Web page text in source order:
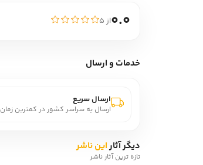
0.0از ۵
خدمات و ارسال
ارسال سریع
ارسال به سراسر کشور در کمترین زمان
دیگر آثاراین ناشر
تازه ترین آثار ناشر